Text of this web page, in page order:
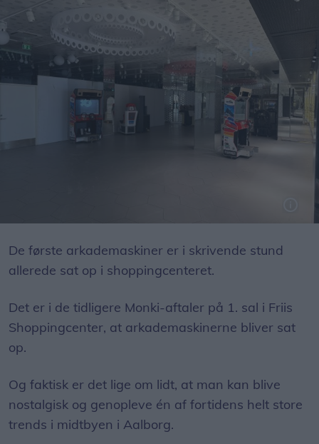
De første arkademaskiner er i skrivende stund
allerede sat op i shoppingcenteret.
Det er i de tidligere Monki-aftaler på 1. sal i Friis
Shoppingcenter, at arkademaskinerne bliver sat
op.
Og faktisk er det lige om lidt, at man kan blive
nostalgisk og genopleve én af fortidens helt store
trends i midtbyen i Aalborg.